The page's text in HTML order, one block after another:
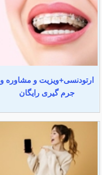
ارتودنسی+ویزیت و مشاوره و
جرم گیری رایگان